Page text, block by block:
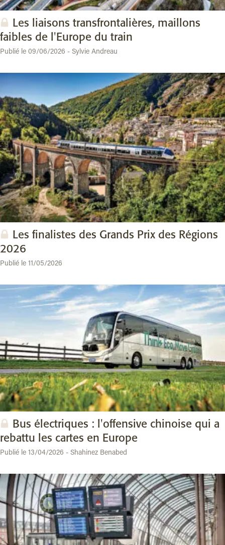
Les liaisons transfrontalières, maillons
faibles de l'Europe du train
Publié le 09/06/2026 - Sylvie Andreau
Les finalistes des Grands Prix des Régions
2026
Publié le 11/05/2026
Bus électriques : l'offensive chinoise qui a
rebattu les cartes en Europe
Publié le 13/04/2026 - Shahinez Benabed